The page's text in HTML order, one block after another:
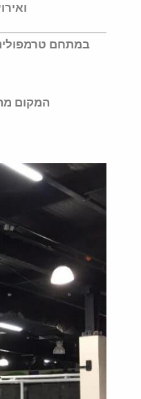
במתחם
המקום